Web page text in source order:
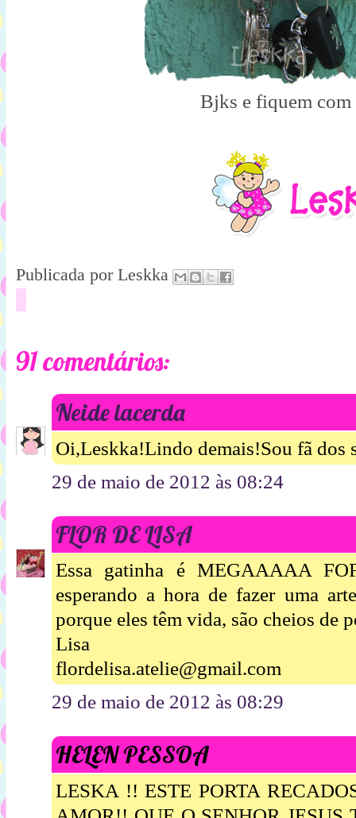
Bjks e fiquem com
Publicada por Leskka
91 comentários:
Neide lacerda
Oi,Leskka!Lindo demais!Sou fã dos
29 de maio de 2012 às 08:24
FLOR DE LISA
Essa gatinha é MEGAAAAA
esperando a hora de fazer uma
porque eles têm vida, são cheios de
Lisa
flordelisa.atelie@gmail.com
29 de maio de 2012 às 08:29
HELEN PESSOA
LESKA !! ESTE PORTA